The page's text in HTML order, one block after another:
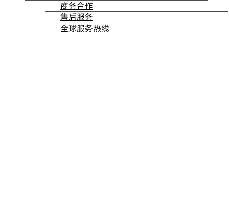
商务合作
售后服务
全球服务热线